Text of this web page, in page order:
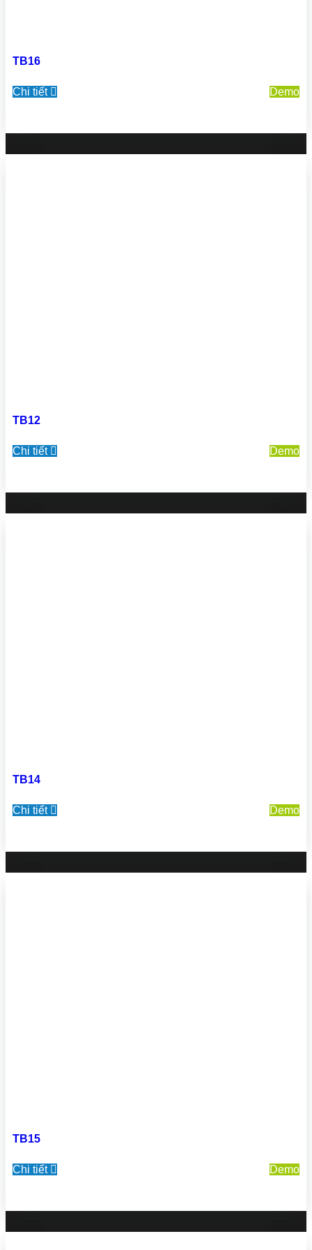
TB16
Chi tiết Demo
TB12
Chi tiết Demo
TB14
Chi tiết Demo
TB15
Chi tiết Demo